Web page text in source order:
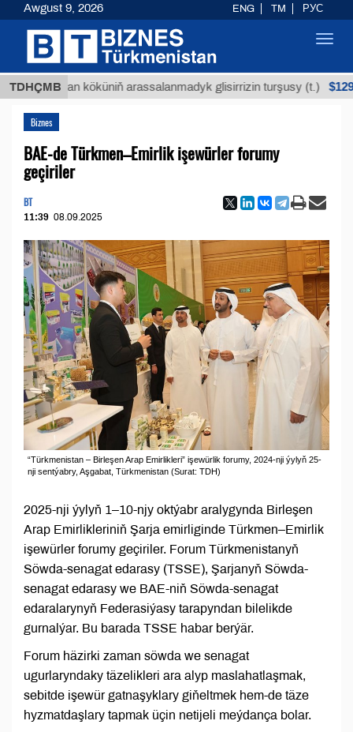
TDHÇMB
Buýan köküniň arassalanmadyk glisirrizin turşusy (t.) $12935,18
Biznes
BAE-de Türkmen–Emirlik işewürler forumy
geçiriler
BT
11:39 08.09.2025
“Türkmenistan – Birleşen Arap Emirlikleri” işewürlik forumy, 2024-nji ýylyň 25-
nji sentýabry, Aşgabat, Türkmenistan (Surat: TDH)
2025-nji ýylyň 1–10-njy oktýabr aralygynda Birleşen
Arap Emirlikleriniň Şarja emirliginde Türkmen–Emirlik
işewürler forumy geçiriler. Forum Türkmenistanyň
Söwda-senagat edarasy (TSSE), Şarjanyň Söwda-
senagat edarasy we BAE-niň Söwda-senagat
edaralarynyň Federasiýasy tarapyndan bilelikde
gurnalýar. Bu barada TSSE habar berýär.
Forum häzirki zaman söwda we senagat
ugurlaryndaky täzelikleri ara alyp maslahatlaşmak,
sebitde işewür gatnaşyklary giňeltmek hem-de täze
hyzmatdaşlary tapmak üçin netijeli meýdança bolar.
Awgust 9, 2026 ENG TM РУС